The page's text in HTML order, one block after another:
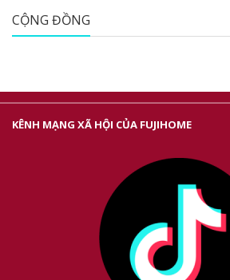
CỘNG ĐỒNG
KÊNH MẠNG XÃ HỘI CỦA FUJIHOME